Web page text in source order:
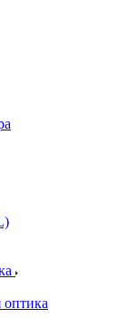
оптика